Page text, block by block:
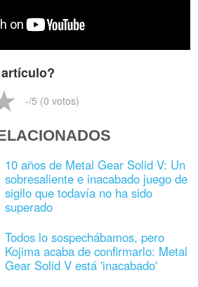
-/5 (0 votos)
10 años de Metal Gear Solid V: Un
sobresaliente e inacabado juego de
sigilo que todavía no ha sido
superado
Todos lo sospechábamos, pero
Kojima acaba de confirmarlo: Metal
Gear Solid V está 'inacabado'